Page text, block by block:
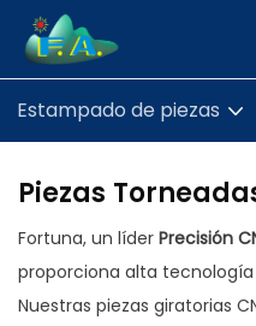
Estampado de piezas
Piezas
Fortuna, un líder Precisión
proporciona alta tecnología
Nuestras piezas giratorias